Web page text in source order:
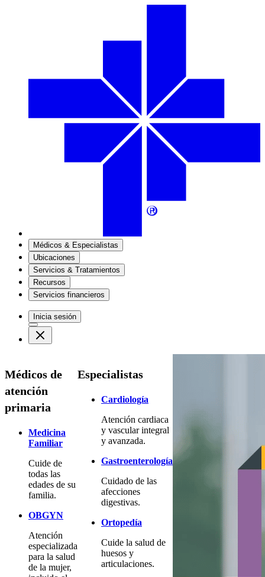
Médicos & Especialistas
Ubicaciones
Servicios & Tratamientos
Recursos
Servicios financieros
Inicia sesión
Médicos de
atención
primaria
Medicina
Familiar
Cuide de
todas las
edades de su
familia.
OBGYN
Atención
especializada
para la salud
de la mujer,
Especialistas
Cardiología
Atención cardiaca
y vascular integral
y avanzada.
Gastroenterología
Cuidado de las
afecciones
digestivas.
Ortopedía
Cuide la salud de
huesos y
articulaciones.